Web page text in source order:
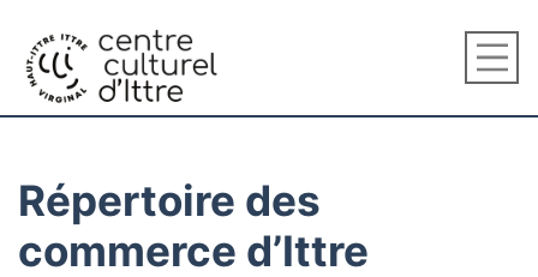
Répertoire des
commerce d’Ittre